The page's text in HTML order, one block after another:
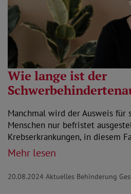
Wie lange ist der
Manchmal wird der Ausweis für
Menschen nur befristet
Krebserkrankungen, in diesem
Mehr lesen
20.08.2024 Aktuelles Behinderung